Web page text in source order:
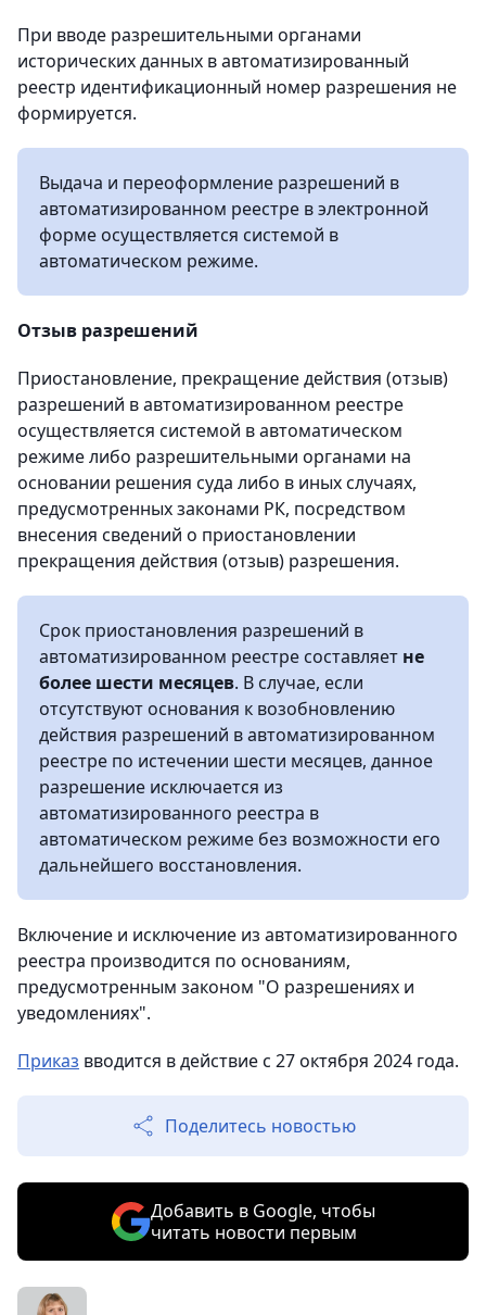
При вводе разрешительными органами
исторических данных в автоматизированный
реестр идентификационный номер разрешения не
формируется.
Выдача и переоформление разрешений в
автоматизированном реестре в электронной
форме осуществляется системой в
автоматическом режиме.
Отзыв разрешений
Приостановление, прекращение действия (отзыв)
разрешений в автоматизированном реестре
осуществляется системой в автоматическом
режиме либо разрешительными органами на
основании решения суда либо в иных случаях,
предусмотренных законами РК, посредством
внесения сведений о приостановлении
прекращения действия (отзыв) разрешения.
Срок приостановления разрешений в
автоматизированном реестре составляет не
более шести месяцев. В случае, если
отсутствуют основания к возобновлению
действия разрешений в автоматизированном
реестре по истечении шести месяцев, данное
разрешение исключается из
автоматизированного реестра в
автоматическом режиме без возможности его
дальнейшего восстановления.
Включение и исключение из автоматизированного
реестра производится по основаниям,
предусмотренным законом "О разрешениях и
уведомлениях".
Приказ вводится в действие с 27 октября 2024 года.
Поделитесь новостью
Добавить в Google, чтобы
читать новости первым